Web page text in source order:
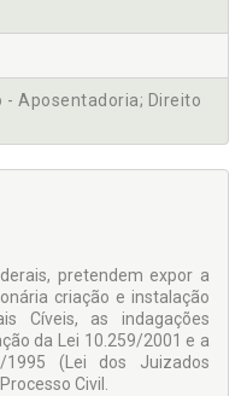
- Aposentadoria; Direito
pretendem expor a
criação e instalação
Cíveis, as indagações
da Lei 10.259/2001 e a
(Lei dos Juizados
Civil.